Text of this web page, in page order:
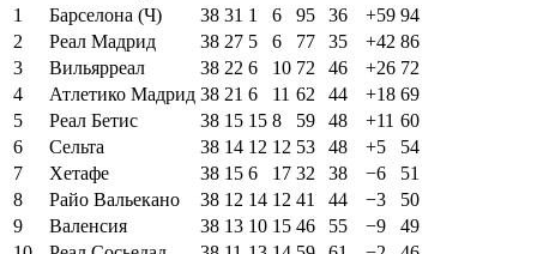
1
Барселона (Ч) 38 31 1 6 95 36 +59 94
2
Реал Мадрид 38 27 5 6 77 35 +42 86
3
Вильярреал 38 22 6 10 72 46 +26 72
4
Атлетико Мадрид 38 21 6 11 62 44 +18 69
5
Реал Бетис 38 15 15 8 59 48 +11 60
6
Сельта 38 14 12 12 53 48 +5
54
7
Хетафе 38 15 6 17 32 38 −6
51
8
Райо Вальекано 38 12 14 12 41 44 −3
50
9
Валенсия 38 13 10 15 46 55 −9
49